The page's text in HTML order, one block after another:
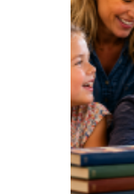
r
i
e
f
i
n
e
u
l
s
t
e